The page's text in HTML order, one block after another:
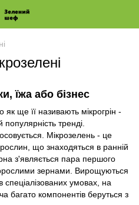
їжа або бізнес
ще її називають мікрогрін -
тренді.
Мікрозелень - це
рослин, що знаходяться в ранній
з'являється пара першого
зернами. Вирощуються
спеціалізованих умовах, на
багато компонентів беруться з